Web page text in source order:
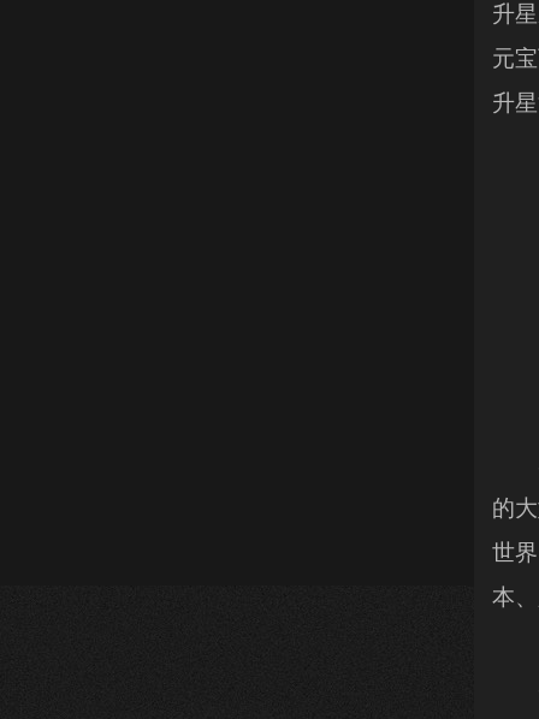
升
元
升
的
世
本